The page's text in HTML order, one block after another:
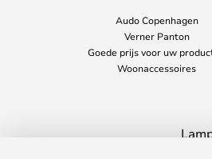
Audo Copenhagen
Verner Panton
Goede prijs voor uw
Woonaccessoires